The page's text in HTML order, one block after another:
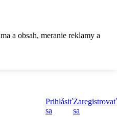
a obsah, meranie reklamy a
Prihlásiť
sa
Zaregistrovať
sa